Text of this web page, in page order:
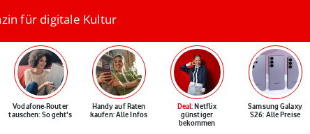
für digitale Kultur
Vodafone-Router
tauschen: So geht's
Handy auf Raten
kaufen: Alle Infos
Deal: Netflix
günstiger
bekommen
Samsung Galaxy
S26: Alle Preise